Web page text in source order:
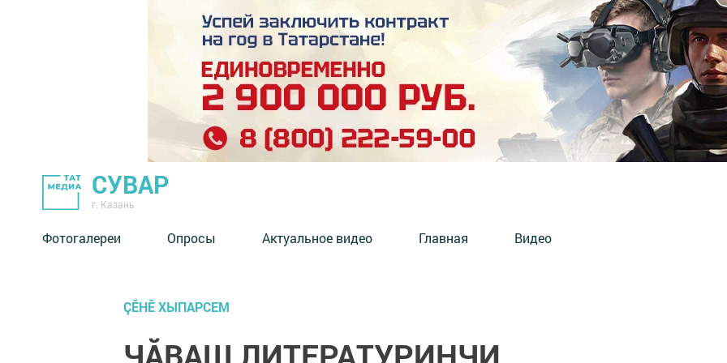
СУВАР
г. Казань
Фотогалереи Опросы Актуальное видео Главная Видео
ÇӖНӖ ХЫПАРСЕМ
ЧĂВАШ ЛИТЕРАТУРИНЧИ